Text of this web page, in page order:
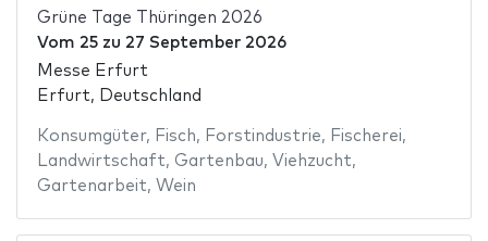
Grüne Tage Thüringen 2026
Vom 25zu 27 September 2026
Messe Erfurt
Erfurt, Deutschland
Konsumgüter, Fisch, Forstindustrie, Fischerei,
Landwirtschaft, Gartenbau, Viehzucht,
Gartenarbeit, Wein